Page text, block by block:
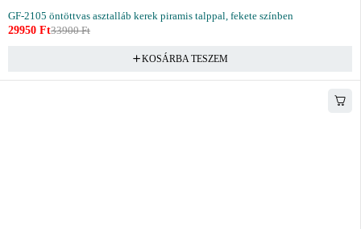
GF-2105 öntöttvas asztalláb kerek piramis talppal, fekete színben
33900Ft
29950 Ft
KOSÁRBA TESZEM